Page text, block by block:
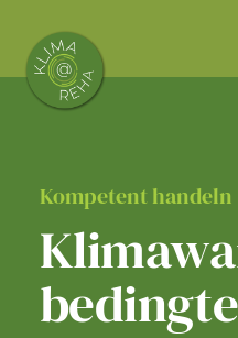
content
Kompetent handeln
bedingte